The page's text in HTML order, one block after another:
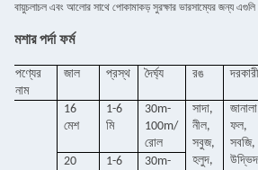
বায়ুচলাচল এবং আলোর সাথে পোকামাকড় সুরক্ষার ভারসাম্যের জন্য
মশার পর্দা ফর্ম
পণ্যের
নাম
জাল প্রস্থ দৈর্ঘ্য রঙ দরকারী
16
মেশ
1-6
মি
30m-
100m/
রোল
সাদা,
নীল,
সবুজ,
হলুদ,
ফল,
সবজি,
20
1-6
30m-